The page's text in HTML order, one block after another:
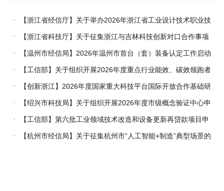
【浙江省经信厅】关于举办2026年浙江省工业设计技术职业技
能竞赛的通知
【浙江省科技厅】关于征集浙江与吉林科技创新对口合作事项
的通知【温州市经信局】2026年温州市首台（套）装备认定工作启动
【工信部】关于组织开展2026年度重点行业能效、碳效领跑者
企业推荐工作的通知
【创新浙江】2026年度国家重大科技平台国际开放合作基础研
究专项（试点）项目指南
【绍兴市科技局】关于组织开展2026年度市级概念验证中心申
报工作的通知
【工信部】第六批工业领域技术改造和设备更新再贷款项目申
报工作启动
【杭州市经信局】关于征集杭州市“人工智能+制造”典型场景的